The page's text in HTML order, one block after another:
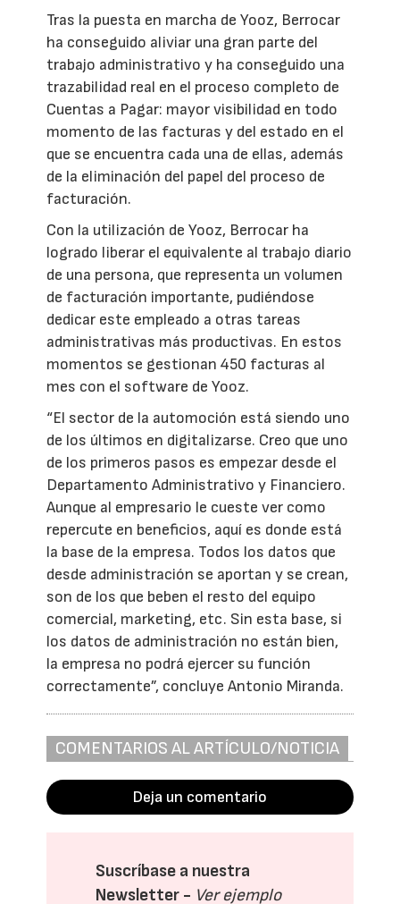
Tras la puesta en marcha de Yooz, Berrocar
ha conseguido aliviar una gran parte del
trabajo administrativo y ha conseguido una
trazabilidad real en el proceso completo de
Cuentas a Pagar: mayor visibilidad en todo
momento de las facturas y del estado en el
que se encuentra cada una de ellas, además
de la eliminación del papel del proceso de
facturación.
Con la utilización de Yooz, Berrocar ha
logrado liberar el equivalente al trabajo diario
de una persona, que representa un volumen
de facturación importante, pudiéndose
dedicar este empleado a otras tareas
administrativas más productivas. En estos
momentos se gestionan 450 facturas al
mes con el software de Yooz.
“El sector de la automoción está siendo uno
de los últimos en digitalizarse. Creo que uno
de los primeros pasos es empezar desde el
Departamento Administrativo y Financiero.
Aunque al empresario le cueste ver como
repercute en beneficios, aquí es donde está
la base de la empresa. Todos los datos que
desde administración se aportan y se crean,
son de los que beben el resto del equipo
comercial, marketing, etc. Sin esta base, si
los datos de administración no están bien,
la empresa no podrá ejercer su función
correctamente”, concluye Antonio Miranda.
COMENTARIOS AL ARTÍCULO/NOTICIA
Deja un comentario
Suscríbase a nuestra
Newsletter - Ver ejemplo